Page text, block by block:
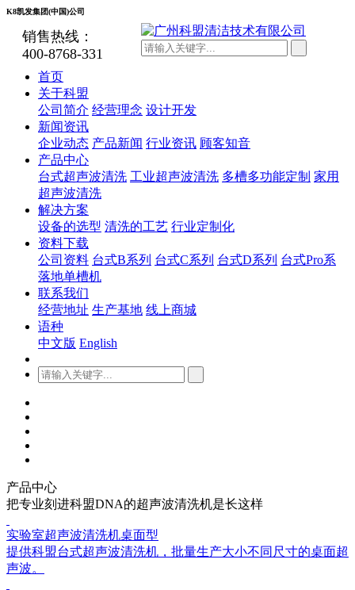
K8凯发集团(中国)公司
销售热线：
400-8768-331
首页
关于科盟
公司简介 经营理念 设计开发
新闻资讯
企业动态 产品新闻 行业资讯 顾客知音
产品中心
台式超声波清洗 工业超声波清洗 多槽多功能定制 家用
超声波清洗
解决方案
设备的选型 清洗的工艺 行业定制化
资料下载
公司资料 台式B系列 台式C系列 台式D系列 台式Pro系
落地单槽机
联系我们
经营地址 生产基地 线上商城
语种
中文版 English
产品中心
把专业刻进科盟DNA的超声波清洗机是长这样
实验室超声波清洗机桌面型
提供科盟台式超声波清洗机，批量生产大小不同尺寸的桌面超
声波。